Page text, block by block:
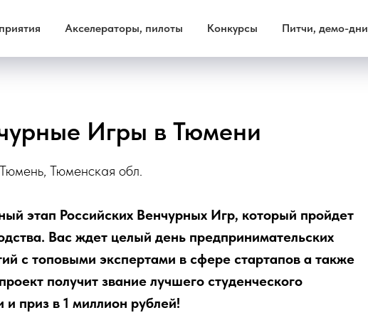
Акселераторы, пилоты Конкурсы Питчи, демо-дни
Игры в Тюмени
Тюменская обл.
этап Российских Венчурных Игр, который пройдет
Вас ждет целый день предпринимательских
с топовыми экспертами в сфере стартапов а также
получит звание лучшего студенческого
приз в 1 миллион рублей!